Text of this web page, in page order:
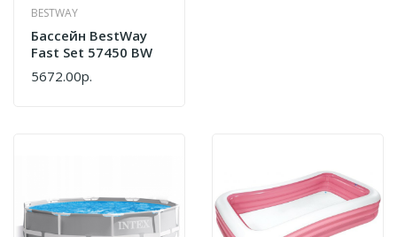
BESTWAY
Бассейн BestWay
Fast Set 57450 BW
5672.00р.